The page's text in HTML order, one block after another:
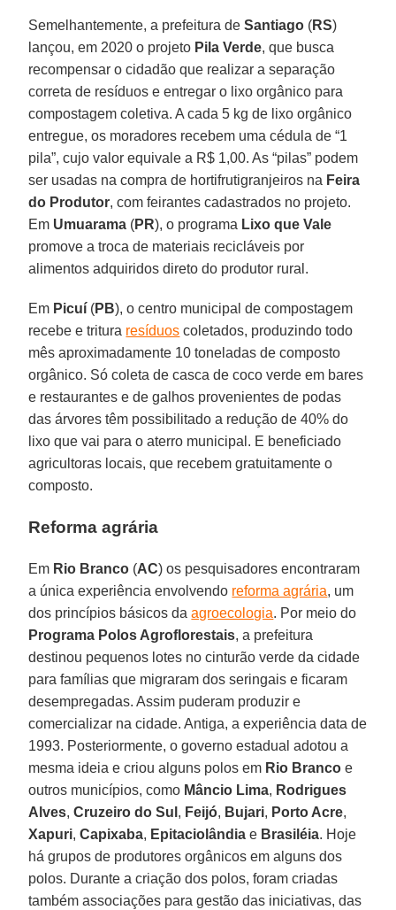
Semelhantemente, a prefeitura deSantiago (RS)
lançou, em 2020 o projeto Pila Verde, que busca
recompensar o cidadão que realizar a separação
correta de resíduos e entregar o lixo orgânico para
compostagem coletiva. A cada 5 kg de lixo orgânico
entregue, os moradores recebem uma cédula de “1
pila”, cujo valor equivale a R$ 1,00. As “pilas” podem
ser usadas na compra de hortifrutigranjeiros na Feira
do Produtor, com feirantes cadastrados no projeto.
Em Umuarama (PR), o programa Lixo que Vale
promove a troca de materiais recicláveis por
alimentos adquiridos direto do produtor rural.
Em Picuí (PB), o centro municipal de compostagem
recebe e tritura resíduos coletados, produzindo todo
mês aproximadamente 10 toneladas de composto
orgânico. Só coleta de casca de coco verde em bares
e restaurantes e de galhos provenientes de podas
das árvores têm possibilitado a redução de 40% do
lixo que vai para o aterro municipal. E beneficiado
agricultoras locais, que recebem gratuitamente o
composto.
Reforma agrária
Em Rio Branco (AC) os pesquisadores encontraram
a única experiência envolvendo reforma agrária, um
dos princípios básicos daagroecologia. Por meio do
Programa Polos Agroflorestais, a prefeitura
destinou pequenos lotes no cinturão verde da cidade
para famílias que migraram dos seringais e ficaram
desempregadas. Assim puderam produzir e
comercializar na cidade. Antiga, a experiência data de
1993. Posteriormente, o governo estadual adotou a
mesma ideia e criou alguns polos em Rio Branco e
outros municípios, como Mâncio Lima, Rodrigues
Alves,Cruzeiro do Sul , Feijó, Bujari, Porto Acre,
Xapuri,Capixaba, Epitaciolândia e Brasiléia. Hoje
há grupos de produtores orgânicos em alguns dos
polos. Durante a criação dos polos, foram criadas
também associações para gestão das iniciativas, das